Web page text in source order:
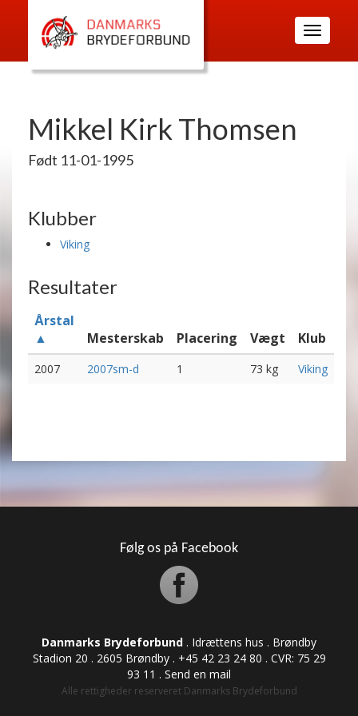
Toggle
navigation
Mikkel Kirk Thomsen
Født 11-01-1995
Klubber
Viking
Resultater
Årstal
▲
Mesterskab Placering Vægt Klub
2007 2007sm-d 1 73 kg Viking
Følg os på Facebook
Danmarks Brydeforbund . Idrættens hus . Brøndby
Stadion 20 . 2605 Brøndby . +45 42 23 24 80 . CVR: ​​​​​​75 29
93 11 . Send en mail
Alle rettigheder reserveret Danmarks Brydeforbund